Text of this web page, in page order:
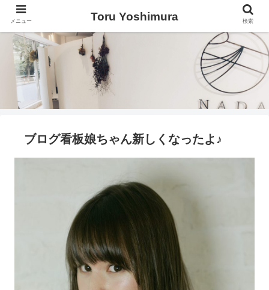
ブログ看板娘ちゃん新しくなったよ♪
メニュー Toru Yoshimura 検索